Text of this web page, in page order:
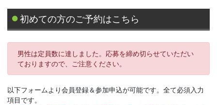
初めての方のご予約はこちら
男性は定員数に達しました。応募を締め切らせていただい
ておりますので、ご注意ください。
以下フォームより会員登録＆参加申込が可能です。全て必須入力
項目です。